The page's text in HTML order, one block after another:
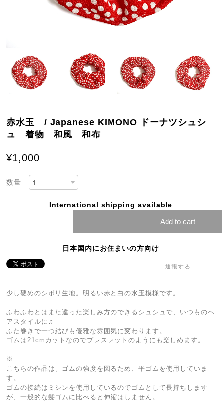
赤水玉 / Japanese KIMONO ドーナツシュシ
ュ 着物 和風 和布
¥1,000
数量
International shipping available
Add to cart
日本国内にお住まいの方向け
通報する
少し硬めのシボリ生地。明るい赤と白の水玉模様です。
ふわふわとはまた違った楽しみ方のできるシュシュで、いつものヘ
アスタイルに♫
ふた巻きで一つ結びも優雅な雰囲気に変わります。
ゴムは21cmカットなのでブレスレットのようにも楽しめます。
※
こちらの作品は、ゴムの強度を図るため、平ゴムを使用していま
す。
ゴムの接続はミシンを使用しているのでゴムとして長持ちします
が、一般的な髪ゴムに比べると伸縮はしません。